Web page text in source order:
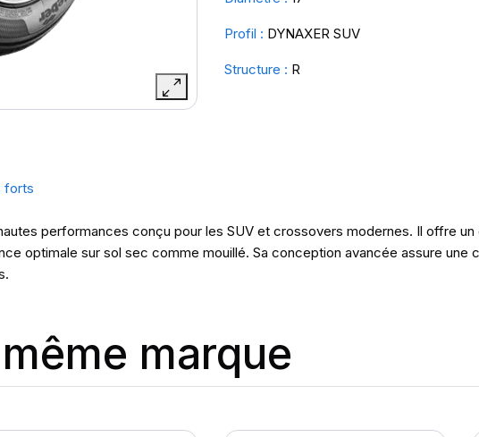
Profil : DYNAXER SUV
Structure : R
forts
performances conçu pour les SUV et crossovers modernes. Il offre
optimale sur sol sec comme mouillé. Sa conception avancée assure une
marque